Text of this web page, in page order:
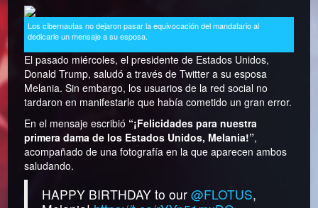
Los cibernautas no dejaron pasar la equivocación del mandatario al
dedicarle un mensaje a su esposa.
El pasado miércoles, el presidente de Estados Unidos,
Donald Trump, saludó a través de Twitter a su esposa
Melania. Sin embargo, los usuarios de la red social no
tardaron en manifestarle que había cometido un gran error.
En el mensaje escribió “¡Felicidades para nuestra
primera dama de los Estados Unidos, Melania!”,
acompañado de una fotografía en la que aparecen ambos
saludando.
HAPPY BIRTHDAY to our@FLOTUS,